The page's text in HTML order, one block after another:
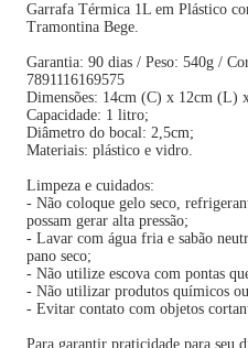
Garrafa Térmica 1L em Plástico
Tramontina Bege.
Garantia: 90 dias / Peso: 540g /
7891116169575
Dimensões: 14cm (C) x 12cm (L)
Capacidade: 1 litro;
Diâmetro do bocal: 2,5cm;
Materiais: plástico e vidro.
Limpeza e cuidados:
- Não coloque gelo seco,
possam gerar alta pressão;
- Lavar com água fria e sabão
pano seco;
- Não utilize escova com pontas
- Não utilizar produtos químicos
- Evitar contato com objetos
Para garantir praticidade para seu